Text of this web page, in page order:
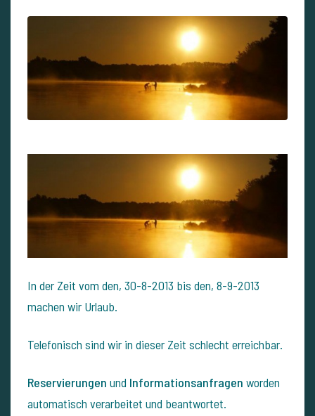
In der Zeit vom den, 30-8-2013 bis den, 8-9-2013
machen wir Urlaub.
Telefonisch sind wir in dieser Zeit schlecht erreichbar.
Reservierungen und Informationsanfragen worden
automatisch verarbeitet und beantwortet.